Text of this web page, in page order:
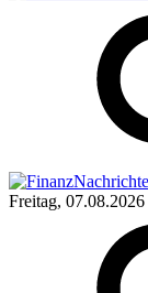
Freitag, 07.08.2026